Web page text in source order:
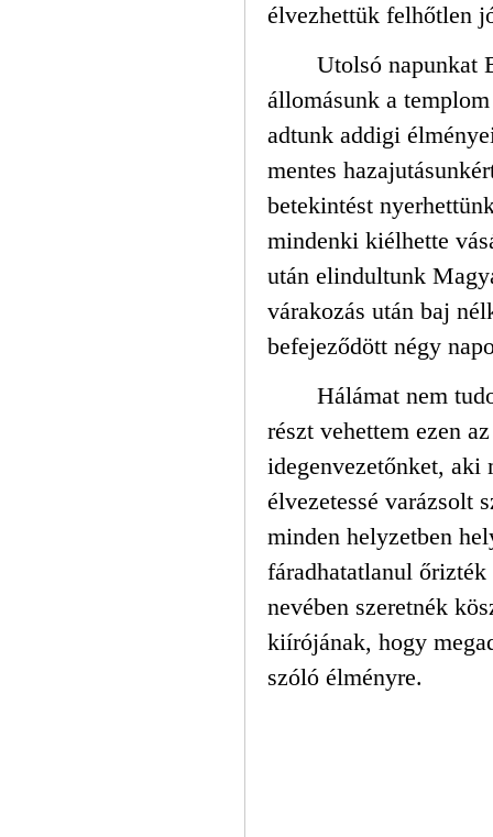
élvezhettük felhőtlen
Utolsó napunkat
állomásunk a
adtunk addigi
mentes
betekintést
mindenki kiélhette
után elindultunk
várakozás után baj
befejeződött négy
Hálámat nem
részt vehettem ezen
idegenvezetőnket, aki
élvezetessé varázsolt
minden helyzetben
fáradhatatlanul
nevében szeretnék
kiírójának, hogy
szóló élményre.